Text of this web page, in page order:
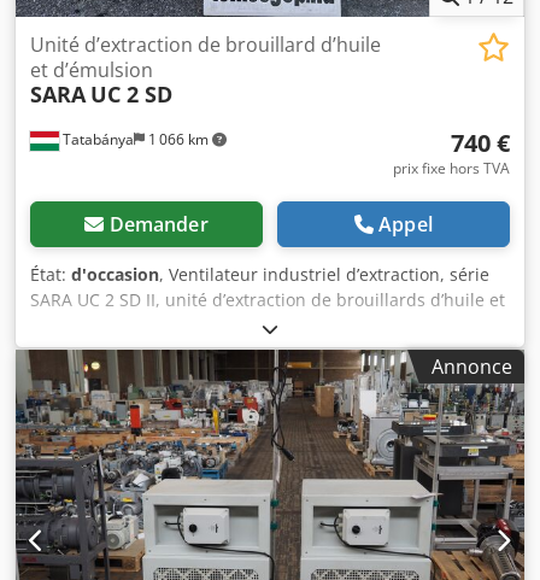
Tatabánya 1 066 km
Unité d’extraction de brouillard d’huile
et d’émulsion
SARA UC 2 SD
740 €
prix fixe hors TVA
Demander Appel
État: d'occasion, Ventilateur industriel d’extraction, série
SARA UC 2 SD II, unité d’extraction de brouillards d’huile et
d’émulsions industriels, machine d’occasion. Dimensions
générales : Largeur : 740 mm Profondeur : 550 mm
Hauteur : 720 mm Fabricant / Distributeur : Dwsdpfxszgiakj
Adgja H. Sartorius Nachf. GmbH & Co. (Allemagne)
Modèle : SARA UC 2 SD série II Caractéristiques
techniques : Année de fabrication : 2002 Numéro de série :
02-6-338 Alimentation électrique : 3 ~ 400 V CA / 50 Hz
(triphasé) Courant nominal : 1,9 A Puissance : 0,9 kW
Vitesse du moteur : 2 750 tr/min Débit d’air : 1 000–
2 000 m³/h
Annonce